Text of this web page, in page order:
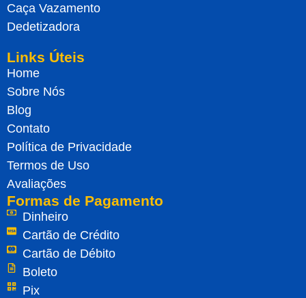
Caça Vazamento
Dedetizadora
Links Úteis
Home
Sobre Nós
Blog
Contato
Política de Privacidade
Termos de Uso
Avaliações
Formas de Pagamento
Dinheiro
Cartão de Crédito
Cartão de Débito
Boleto
Pix